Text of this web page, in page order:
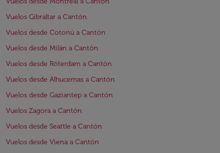
Vuelos Gibraltar a Cantón
Vuelos desde Cotonú a Cantón
Vuelos desde Milán a Cantón
Vuelos desde Róterdam a Cantón
Vuelos desde Alhucemas a Cantón
Vuelos desde Gaziantep a Cantón
Vuelos Zagora a Cantón
Vuelos desde Seattle a Cantón
Vuelos desde Viena a Cantón